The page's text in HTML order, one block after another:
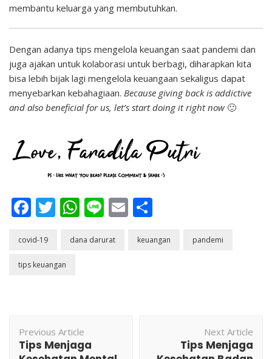
membantu keluarga yang membutuhkan.
Dengan adanya tips mengelola keuangan saat pandemi dan
juga ajakan untuk kolaborasi untuk berbagi, diharapkan kita
bisa lebih bijak lagi mengelola keuangaan sekaligus dapat
menyebarkan kebahagiaan. Because giving back is addictive
and also beneficial for us, let’s start doing it right now 🙂
Facebook
Twitter
WhatsApp
LineEmail
covid-19 dana darurat keuangan pandemi
tips keuangan
Navigation
Previous Article
Tips Menjaga
Next Article
Tips Menjaga